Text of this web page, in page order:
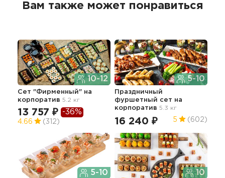
Вам также может понравиться
10-12
Сет "Фирменный" на
корпоратив 5.2 кг
13 757 ₽ -36%
4.66 (312)
5-10
Праздничный
фуршетный сет на
корпоратив 5.3 кг
16 240 ₽ 5 (602)
5-10 10